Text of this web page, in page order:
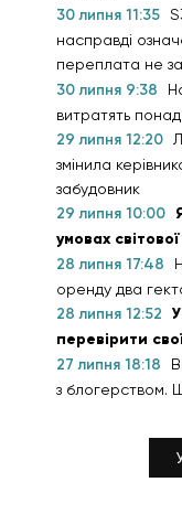
30 липня 11:35
насправді
переплата не
30 липня 9:38
витратять понад
29 липня 12:20
змінила
забудовник
29 липня 10:00
умовах
28 липня 17:48
оренду два
28 липня 12:52
перевірити
27 липня 18:18
з блогерством.